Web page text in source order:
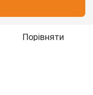
Порівняти